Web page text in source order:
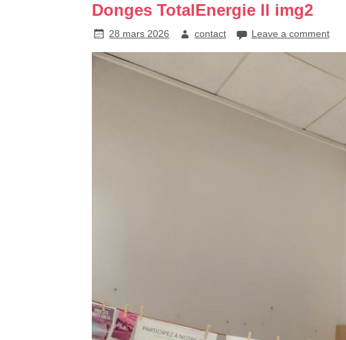
Donges TotalEnergie II img2
28 mars 2026 contact Leave a comment